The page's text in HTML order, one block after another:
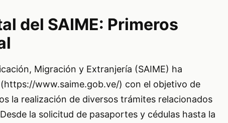
del SAIME: Primeros
Migración y Extranjería (SAIME) ha
www.saime.gob.ve/) con el objetivo de
la realización de diversos trámites relacionados
la solicitud de pasaportes y cédulas hasta la